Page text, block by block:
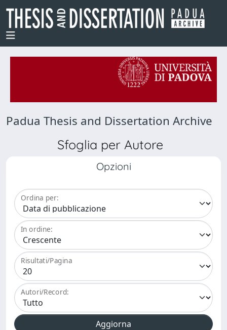
Padua Thesis and Dissertation Archive
Sfoglia per Autore
Opzioni
Ordina per:
In ordine:
Risultati/Pagina
Autori/Record: